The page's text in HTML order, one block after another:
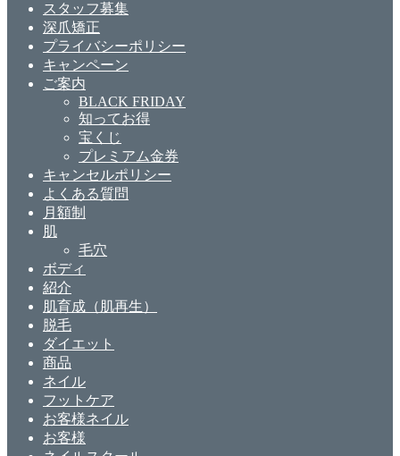
スタッフ募集
深爪矯正
プライバシーポリシー
キャンペーン
ご案内
BLACK FRIDAY
知ってお得
宝くじ
プレミアム金券
キャンセルポリシー
よくある質問
月額制
肌
毛穴
ボディ
紹介
肌育成（肌再生）
脱毛
ダイエット
商品
ネイル
フットケア
お客様ネイル
お客様